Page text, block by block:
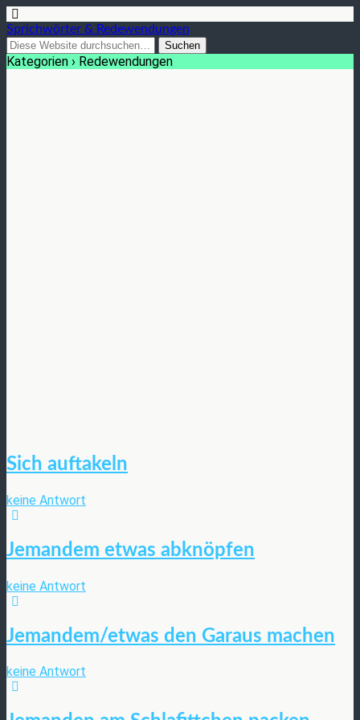
Sprichwörter & Redewendungen
Kategorien › Redewendungen
Sich auftakeln
keine Antwort
Jemandem etwas abknöpfen
keine Antwort
Jemandem/etwas den Garaus machen
keine Antwort